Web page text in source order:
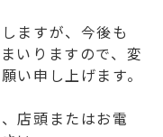
ますが、今後も
いりますので、変
い申し上げます。
店頭またはお電